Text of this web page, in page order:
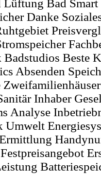
Bad Smart
Danke
Beste
Absenden
Inhaber
Analyse